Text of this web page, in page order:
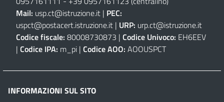
Mail: usp.ct@istruzione.it | PEC:
uspct@postacert.istruzione.it | URP: urp.ct@istruzione.it
Codice fiscale: 80008730873 | Codice Univoco: EH6EEV
| Codice IPA: m_pi | Codice AOO: AOOUSPCT
INFORMAZIONI SUL SITO